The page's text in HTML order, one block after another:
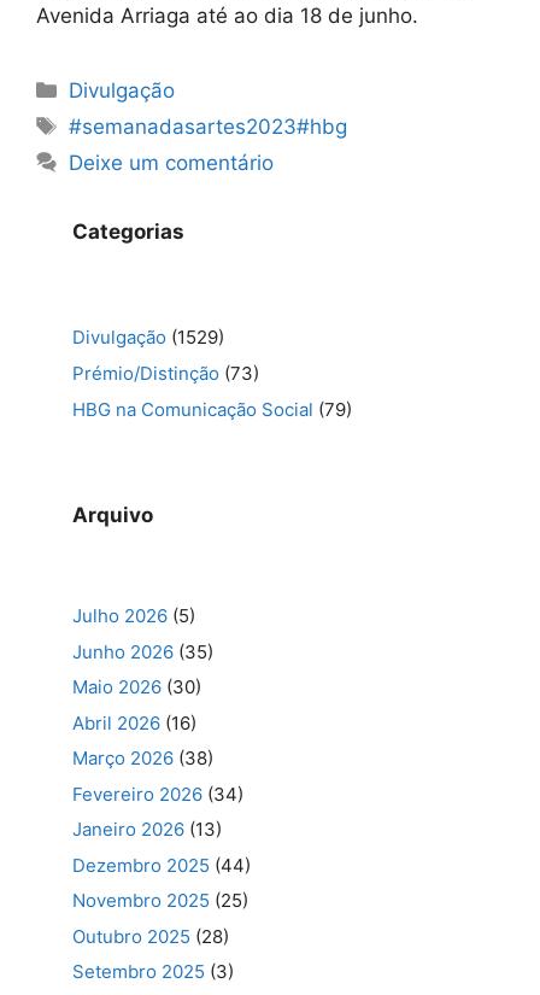
Avenida Arriaga até ao dia 18 de junho.
Categorias
Divulgação
Etiquetas
#semanadasartes2023#hbg
Deixe um comentário
Categorias
Divulgação (1529)
Prémio/Distinção (73)
HBG na Comunicação Social (79)
Arquivo
Julho 2026 (5)
Junho 2026 (35)
Maio 2026 (30)
Abril 2026 (16)
Março 2026 (38)
Fevereiro 2026 (34)
Janeiro 2026 (13)
Dezembro 2025 (44)
Novembro 2025 (25)
Outubro 2025 (28)
Setembro 2025 (3)